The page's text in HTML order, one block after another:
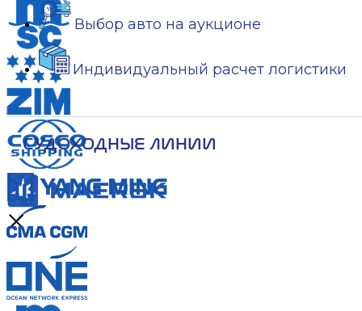
Выбор авто на аукционе
Индивидуальный расчет логистики
СУДОХОДНЫЕ ЛИНИИ